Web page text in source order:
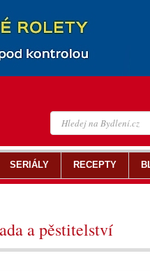
a pěstitelství
SERIÁLY RECEPTY